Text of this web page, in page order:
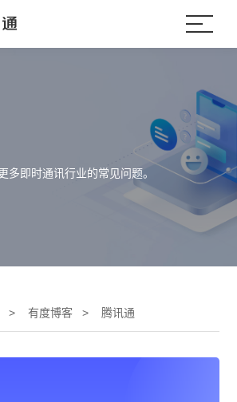
多即时通讯行业的常见问题。
>有度博客 > 腾讯通